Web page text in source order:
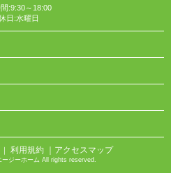
:9:30～18:00
日:水曜日
｜ 利用規約 ｜アクセスマップ
ジーホーム All rights reserved.